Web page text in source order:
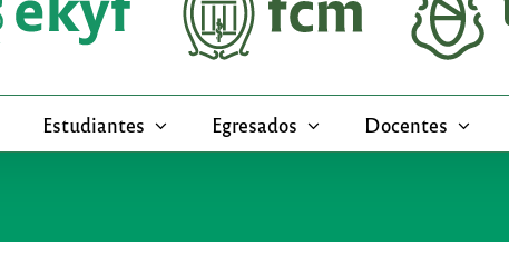
Estudiantes Egresados Docentes